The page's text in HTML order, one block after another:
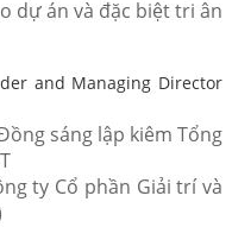
dự án và đặc biệt tri ân
and Managing Director
sáng lập kiêm Tổng
ty Cổ phần Giải trí và